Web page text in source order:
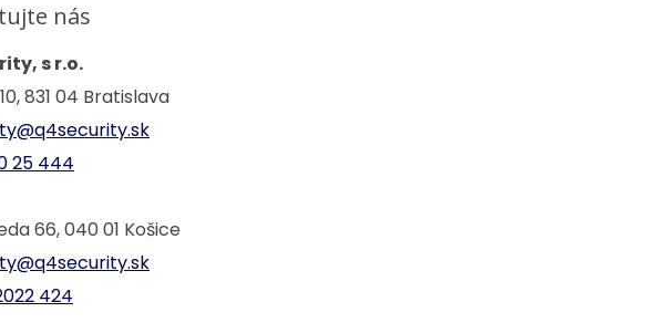
nás
s r.o.
831 04 Bratislava
25 444
66, 040 01 Košice
424